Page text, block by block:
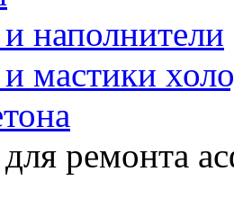
наполнители
мастики
ремонта